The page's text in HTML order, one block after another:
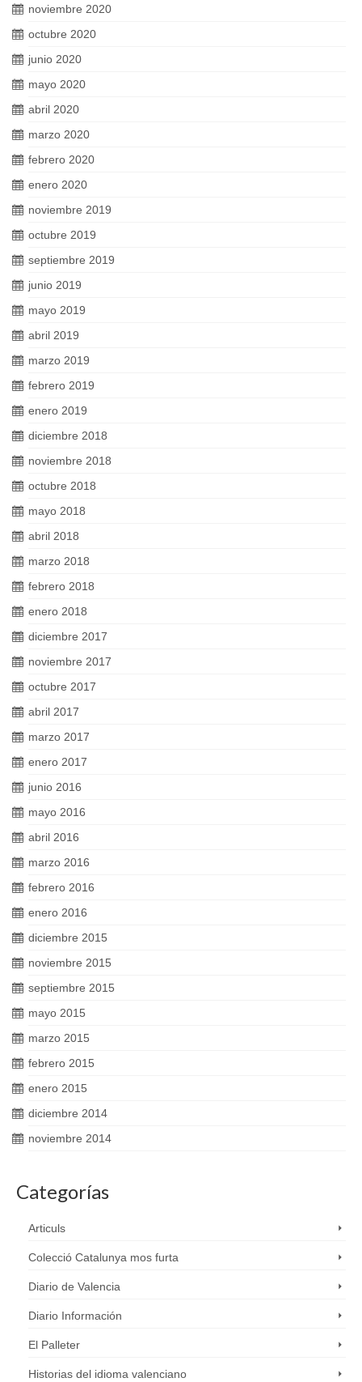
noviembre 2020
octubre 2020
junio 2020
mayo 2020
abril 2020
marzo 2020
febrero 2020
enero 2020
noviembre 2019
octubre 2019
septiembre 2019
junio 2019
mayo 2019
abril 2019
marzo 2019
febrero 2019
enero 2019
diciembre 2018
noviembre 2018
octubre 2018
mayo 2018
abril 2018
marzo 2018
febrero 2018
enero 2018
diciembre 2017
noviembre 2017
octubre 2017
abril 2017
marzo 2017
enero 2017
junio 2016
mayo 2016
abril 2016
marzo 2016
febrero 2016
enero 2016
diciembre 2015
noviembre 2015
septiembre 2015
mayo 2015
marzo 2015
febrero 2015
enero 2015
diciembre 2014
noviembre 2014
Categorías
Articuls
Colecció Catalunya mos furta
Diario de Valencia
Diario Información
El Palleter
Historias del idioma valenciano